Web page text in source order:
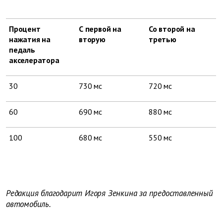
Процент
нажатия на
педаль
акселератора
С первой на
вторую
Со второй на
третью
30 730 мс 720 мс
60 690 мс 880 мс
100 680 мс 550 мс
Редакция благодарит Игоря Зенкина за предоставленный
автомобиль.